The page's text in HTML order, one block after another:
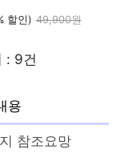
할인) 49,900원
: 9건
용
참조요망